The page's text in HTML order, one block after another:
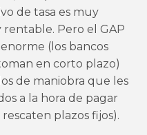
de tasa es muy
Pero el GAP
(los bancos
en corto plazo)
de maniobra que les
a la hora de pagar
plazos fijos).